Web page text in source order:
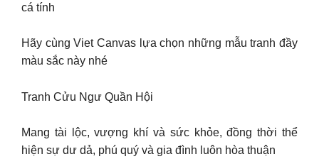
cá tính
Hãy cùng Viet Canvas lựa chọn những mẫu tranh đầy
màu sắc này nhé
Tranh Cửu Ngư Quần Hội
Mang tài lộc, vượng khí và sức khỏe, đồng thời thể
hiện sự dư dả, phú quý và gia đình luôn hòa thuận